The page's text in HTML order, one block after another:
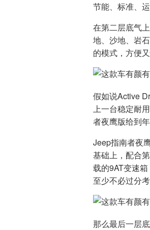
节能、标准、
在第二层底气
地、沙地、岩
的模式，方便
假如说Active
上一台稳定耐
者夜鹰版给到
Jeep指南者夜
基础上，配合
载的9AT变速
至少不必过分
那么最后一层